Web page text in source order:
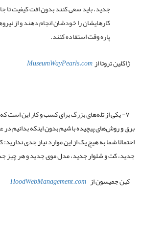
جدید، باید سعی کنند بدون افت کیفیت تا
کارهایشان را خودشان انجام دهند و از
پاره وقت استفاده کنند.
ژاکلین تروتا ازMuseumWayPearls.com
۷- یکی از تله‌های بزرگ برای کسب و کار این است
برق و روش‌های پیچیده باشیم بدون اینکه بدانیم
احتمالا شما به هیچ یک از این موارد نیاز جدی ندارید:
جدید، کت و شلوار جدید، مدل موی جدید و هر چیز
کین جمیسون از HoodWebManagement.com